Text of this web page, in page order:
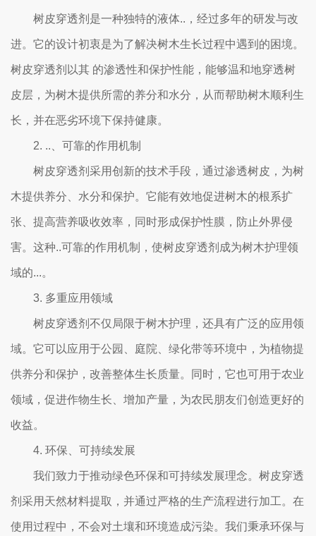
树皮穿透剂是一种独特的液体..，经过多年的研发与改
进。它的设计初衷是为了解决树木生长过程中遇到的困境。
树皮穿透剂以其 的渗透性和保护性能，能够温和地穿透树
皮层，为树木提供所需的养分和水分，从而帮助树木顺利生
长，并在恶劣环境下保持健康。
2. ..、可靠的作用机制
树皮穿透剂采用创新的技术手段，通过渗透树皮，为树
木提供养分、水分和保护。它能有效地促进树木的根系扩
张、提高营养吸收效率，同时形成保护性膜，防止外界侵
害。这种..可靠的作用机制，使树皮穿透剂成为树木护理领
域的...。
3. 多重应用领域
树皮穿透剂不仅局限于树木护理，还具有广泛的应用领
域。它可以应用于公园、庭院、绿化带等环境中，为植物提
供养分和保护，改善整体生长质量。同时，它也可用于农业
领域，促进作物生长、增加产量，为农民朋友们创造更好的
收益。
4. 环保、可持续发展
我们致力于推动绿色环保和可持续发展理念。树皮穿透
剂采用天然材料提取，并通过严格的生产流程进行加工。在
使用过程中，不会对土壤和环境造成污染。我们秉承环保与